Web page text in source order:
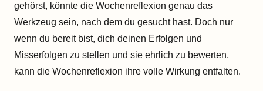
gehörst, könnte die Wochenreflexion genau das
Werkzeug sein, nach dem du gesucht hast. Doch nur
wenn du bereit bist, dich deinen Erfolgen und
Misserfolgen zu stellen und sie ehrlich zu bewerten,
kann die Wochenreflexion ihre volle Wirkung entfalten.